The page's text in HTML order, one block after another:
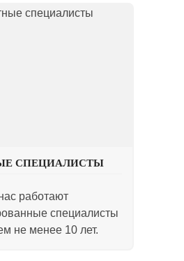
СПЕЦИАЛИСТЫ
работают
специалисты
не менее 10 лет.